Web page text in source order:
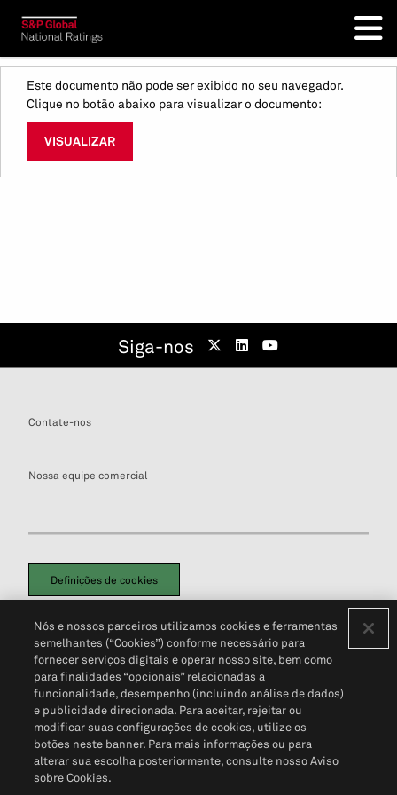
Este documento não pode ser exibido no seu navegador.
Clique no botão abaixo para visualizar o documento:
VISUALIZAR
Siga-nos
Contate-nos
Nossa equipe comercial
Definições de cookies
Política de PrivacidadePortal de privacidade do cliente (em inglês)
Não Venda Minhas Informações Pessoais© 2026 S&P Global
Nós e nossos parceiros utilizamos cookies e ferramentas
semelhantes (“Cookies”) conforme necessário para
fornecer serviços digitais e operar nosso site, bem como
para finalidades “opcionais” relacionadas a
funcionalidade, desempenho (incluindo análise de dados)
e publicidade direcionada. Para aceitar, rejeitar ou
modificar suas configurações de cookies, utilize os
botões neste banner. Para mais informações ou para
alterar sua escolha posteriormente, consulte nosso Aviso
sobre Cookies.